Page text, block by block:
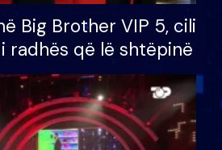
Big Brother VIP 5, cili
radhës që lë shtëpinë